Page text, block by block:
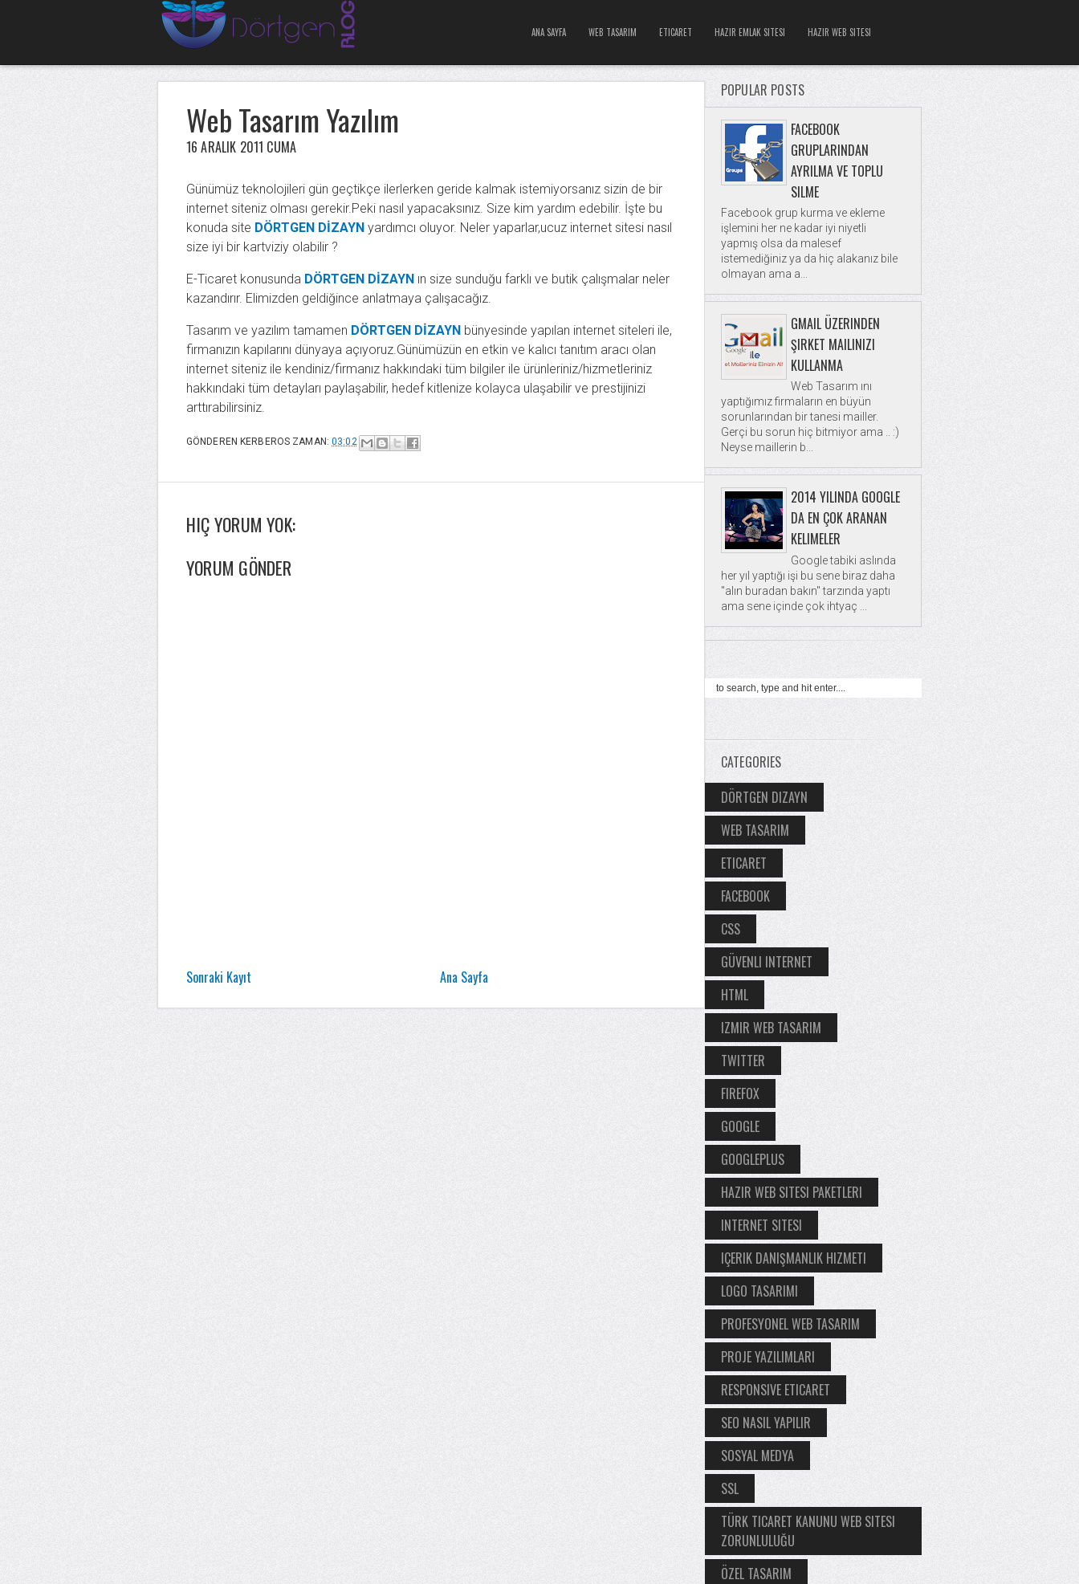
ANA SAYFA WEB TASARIM ETICARET HAZIR EMLAK SITESI HAZIR WEB SITESI
Web Tasarım Yazılım
16 ARALIK 2011 CUMA
Günümüz teknolojileri gün geçtikçe ilerlerken geride kalmak istemiyorsanız sizin de bir
internet siteniz olması gerekir.Peki nasıl yapacaksınız. Size kim yardım edebilir. İşte bu
konuda site DÖRTGEN DİZAYN yardımcı oluyor. Neler yaparlar,ucuz internet sitesi nasıl
size iyi bir kartviziy olabilir ?
E-Ticaret konusunda DÖRTGEN DİZAYN ın size sunduğu farklı ve butik çalışmalar neler
kazandırır. Elimizden geldiğince anlatmaya çalışacağız.
Tasarım ve yazılım tamamen DÖRTGEN DİZAYN bünyesinde yapılan internet siteleri ile,
firmanızın kapılarını dünyaya açıyoruz.Günümüzün en etkin ve kalıcı tanıtım aracı olan
internet siteniz ile kendiniz/firmanız hakkındaki tüm bilgiler ile ürünleriniz/hizmetleriniz
hakkındaki tüm detayları paylaşabilir, hedef kitlenize kolayca ulaşabilir ve prestijinizi
arttırabilirsiniz.
GÖNDEREN KERBEROS ZAMAN:03:02
HIÇ YORUM YOK:
YORUM GÖNDER
Sonraki Kayıt Ana Sayfa
POPULAR POSTS
FACEBOOK
GRUPLARINDAN
AYRILMA VE TOPLU
SILME
Facebook grup kurma ve ekleme
işlemini her ne kadar iyi niyetli
yapmış olsa da malesef
istemediğiniz ya da hiç alakanız bile
olmayan ama a...
GMAIL ÜZERINDEN
ŞIRKET MAILINIZI
KULLANMA
Web Tasarım ını
yaptığımız firmaların en büyün
sorunlarından bir tanesi mailler.
Gerçi bu sorun hiç bitmiyor ama .. :)
Neyse maillerin b...
2014 YILINDA GOOGLE
DA EN ÇOK ARANAN
KELIMELER
Google tabiki aslında
her yıl yaptığı işi bu sene biraz daha
"alın buradan bakın" tarzında yaptı
ama sene içinde çok ihtyaç ...
CATEGORIES
DÖRTGEN DIZAYN
WEB TASARIM
ETICARET
FACEBOOK
CSS
GÜVENLI INTERNET
HTML
IZMIR WEB TASARIM
TWITTER
FIREFOX
GOOGLE
GOOGLEPLUS
HAZIR WEB SITESI PAKETLERI
INTERNET SITESI
IÇERIK DANIŞMANLIK HIZMETI
LOGO TASARIMI
PROFESYONEL WEB TASARIM
PROJE YAZILIMLARI
RESPONSIVE ETICARET
SEO NASIL YAPILIR
SOSYAL MEDYA
SSL
TÜRK TICARET KANUNU WEB SITESI
ZORUNLULUĞU
ÖZEL TASARIM